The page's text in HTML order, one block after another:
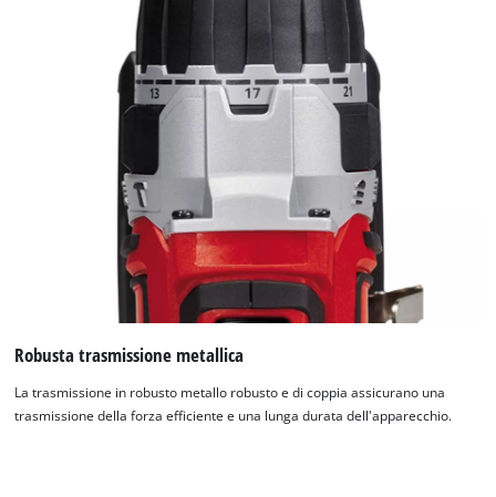
Robusta trasmissione metallica
La trasmissione in robusto metallo robusto e di coppia assicurano una
trasmissione della forza efficiente e una lunga durata dell'apparecchio.